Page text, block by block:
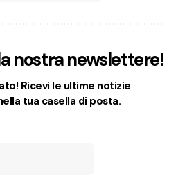
nostra newslettere!
Ricevi le ultime notizie
tua casella di posta.